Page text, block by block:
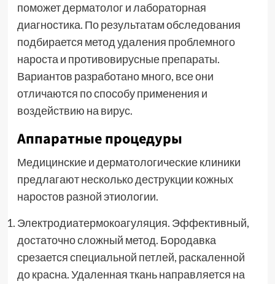
поможет дерматолог и лабораторная
диагностика. По результатам обследования
подбирается метод удаления проблемного
нароста и противовирусные препараты.
Вариантов разработано много, все они
отличаются по способу применения и
воздействию на вирус.
Аппаратные процедуры
Медицинские и дерматологические клиники
предлагают несколько деструкции кожных
наростов разной этиологии.
Электродиатермокоагуляция. Эффективный,
достаточно сложный метод. Бородавка
срезается специальной петлей, раскаленной
до красна. Удаленная ткань направляется на